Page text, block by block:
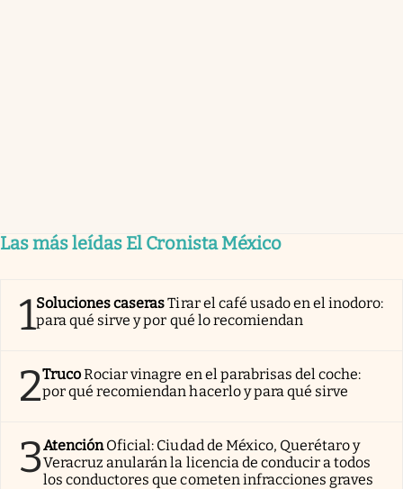
Las más leídas El Cronista México
1Soluciones caserasTirar el café usado en el inodoro:
para qué sirve y por qué lo recomiendan
2TrucoRociar vinagre en el parabrisas del coche:
por qué recomiendan hacerlo y para qué sirve
3AtenciónOficial: Ciudad de México, Querétaro y
Veracruz anularán la licencia de conducir a todos
los conductores que cometen infracciones graves